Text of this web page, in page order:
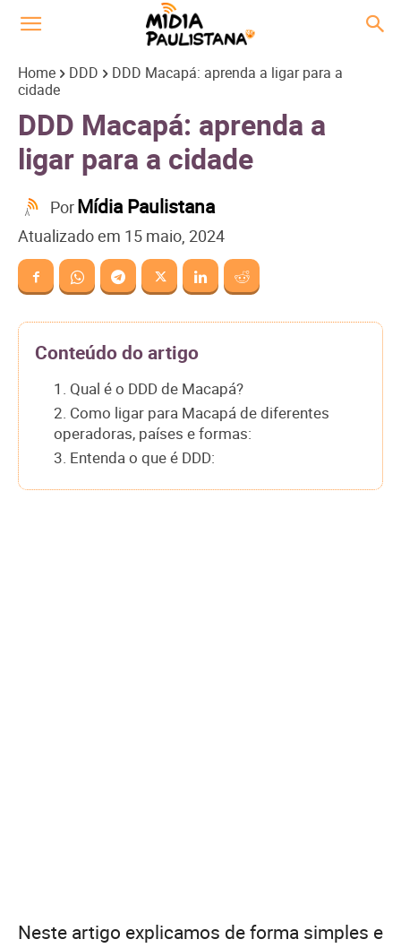
Home DDD
DDD Macapá: aprenda a ligar para a
cidade
DDD Macapá: aprenda a
ligar para a cidade
PorMídia Paulistana
Atualizado em 15 maio, 2024
Conteúdo do artigo
1. Qual é o DDD de Macapá?
2. Como ligar para Macapá de diferentes
operadoras, países e formas:
3. Entenda o que é DDD:
Neste artigo explicamos de forma simples e